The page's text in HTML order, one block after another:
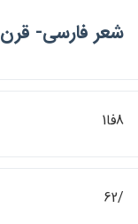
شعر فارسي- قرن 14
8فا1
/62